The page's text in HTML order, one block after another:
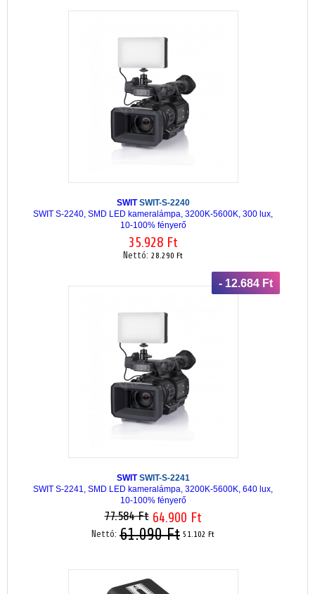
SWITSWIT-S-2240
SWIT S-2240, SMD LED kameralámpa, 3200K-5600K, 300 lux,
10-100% fényerő
35.928 Ft
Nettó: 28.290 Ft
- 12.684 Ft
SWITSWIT-S-2241
SWIT S-2241, SMD LED kameralámpa, 3200K-5600K, 640 lux,
10-100% fényerő
77.584 Ft 64.900 Ft
Nettó: 61.090 Ft 51.102 Ft